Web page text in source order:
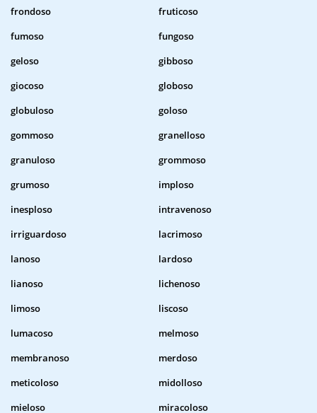
frondoso
fruticoso
fumoso
fungoso
geloso
gibboso
giocoso
globoso
globuloso
goloso
gommoso
granelloso
granuloso
grommoso
grumoso
imploso
inesploso
intravenoso
irriguardoso
lacrimoso
lanoso
lardoso
lianoso
lichenoso
limoso
liscoso
lumacoso
melmoso
membranoso
merdoso
meticoloso
midolloso
mieloso
miracoloso